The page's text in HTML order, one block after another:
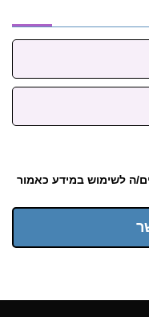
ה לשימוש במידע כאמור